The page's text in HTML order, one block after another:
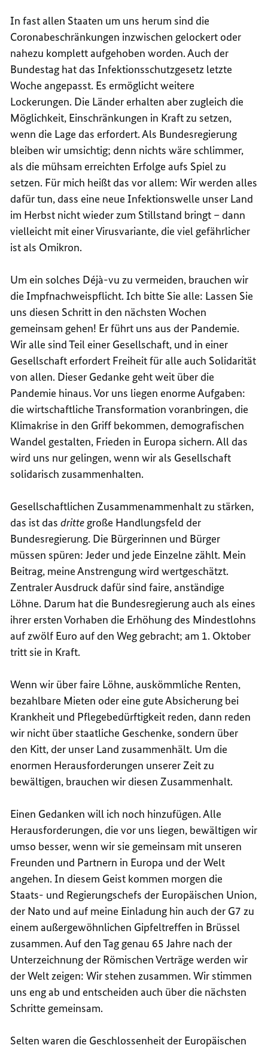
In fast allen Staaten um uns herum sind die
Coronabeschränkungen inzwischen gelockert oder
nahezu komplett aufgehoben worden. Auch der
Bundestag hat das Infektionsschutzgesetz letzte
Woche angepasst. Es ermöglicht weitere
Lockerungen. Die Länder erhalten aber zugleich die
Möglichkeit, Einschränkungen in Kraft zu setzen,
wenn die Lage das erfordert. Als Bundesregierung
bleiben wir umsichtig; denn nichts wäre schlimmer,
als die mühsam erreichten Erfolge aufs Spiel zu
setzen. Für mich heißt das vor allem: Wir werden alles
dafür tun, dass eine neue Infektionswelle unser Land
im Herbst nicht wieder zum Stillstand bringt – dann
vielleicht mit einer Virusvariante, die viel gefährlicher
ist als Omikron.
Um ein solches Déjà-vu zu vermeiden, brauchen wir
die Impfnachweispflicht. Ich bitte Sie alle: Lassen Sie
uns diesen Schritt in den nächsten Wochen
gemeinsam gehen! Er führt uns aus der Pandemie.
Wir alle sind Teil einer Gesellschaft, und in einer
Gesellschaft erfordert Freiheit für alle auch Solidarität
von allen. Dieser Gedanke geht weit über die
Pandemie hinaus. Vor uns liegen enorme Aufgaben:
die wirtschaftliche Transformation voranbringen, die
Klimakrise in den Griff bekommen, demografischen
Wandel gestalten, Frieden in Europa sichern. All das
wird uns nur gelingen, wenn wir als Gesellschaft
solidarisch zusammenhalten.
Gesellschaftlichen Zusammenammenhalt zu stärken,
das ist dasdritte große Handlungsfeld der
Bundesregierung. Die Bürgerinnen und Bürger
müssen spüren: Jeder und jede Einzelne zählt. Mein
Beitrag, meine Anstrengung wird wertgeschätzt.
Zentraler Ausdruck dafür sind faire, anständige
Löhne. Darum hat die Bundesregierung auch als eines
ihrer ersten Vorhaben die Erhöhung des Mindestlohns
auf zwölf Euro auf den Weg gebracht; am 1. Oktober
tritt sie in Kraft.
Wenn wir über faire Löhne, auskömmliche Renten,
bezahlbare Mieten oder eine gute Absicherung bei
Krankheit und Pflegebedürftigkeit reden, dann reden
wir nicht über staatliche Geschenke, sondern über
den Kitt, der unser Land zusammenhält. Um die
enormen Herausforderungen unserer Zeit zu
bewältigen, brauchen wir diesen Zusammenhalt.
Einen Gedanken will ich noch hinzufügen. Alle
Herausforderungen, die vor uns liegen, bewältigen wir
umso besser, wenn wir sie gemeinsam mit unseren
Freunden und Partnern in Europa und der Welt
angehen. In diesem Geist kommen morgen die
Staats- und Regierungschefs der Europäischen Union,
der Nato und auf meine Einladung hin auch der G7 zu
einem außergewöhnlichen Gipfeltreffen in Brüssel
zusammen. Auf den Tag genau 65 Jahre nach der
Unterzeichnung der Römischen Verträge werden wir
der Welt zeigen: Wir stehen zusammen. Wir stimmen
uns eng ab und entscheiden auch über die nächsten
Schritte gemeinsam.
Selten waren die Geschlossenheit der Europäischen